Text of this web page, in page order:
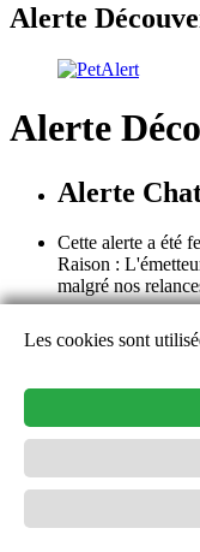
Alerte
Alerte
Alerte
Cette alerte a été
Raison :
malgré nos
Cette alerte est close.
consultables, à
Aide
Les cookies sont